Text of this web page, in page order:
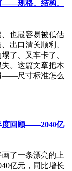
——规格、结构、
也最容易被低估
出口清关顺利、
了、叉车卡了、
。这篇文章把木
——尺寸标准怎么
度回顾——2040亿
了一条漂亮的上
亿元，同比增长